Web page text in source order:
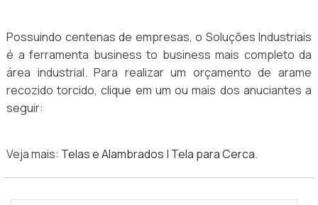
Possuindo centenas de empresas, o Soluções Industriais
é a ferramenta business to business mais completo da
área industrial. Para realizar um orçamento de arame
recozido torcido, clique em um ou mais dos anuciantes a
seguir:
Veja mais: Telas e Alambrados | Tela para Cerca.